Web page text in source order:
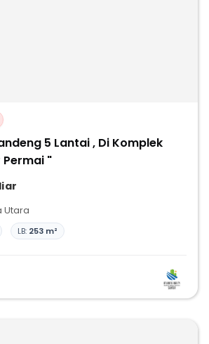
5 Lantai , Di Komplek
Permai "
Utara
LB: 253 m²